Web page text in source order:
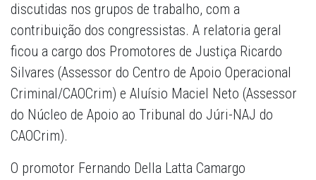
discutidas nos grupos de trabalho, com a
contribuição dos congressistas. A relatoria geral
ficou a cargo dos Promotores de Justiça Ricardo
Silvares (Assessor do Centro de Apoio Operacional
Criminal/CAOCrim) e Aluísio Maciel Neto (Assessor
do Núcleo de Apoio ao Tribunal do Júri-NAJ do
CAOCrim).
O promotor Fernando Della Latta Camargo